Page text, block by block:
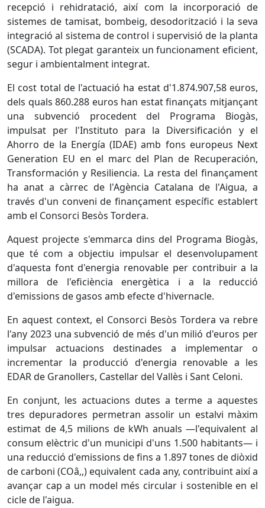
recepció i rehidratació, així com la incorporació de
sistemes de tamisat, bombeig, desodorització i la seva
integració al sistema de control i supervisió de la planta
(SCADA). Tot plegat garanteix un funcionament eficient,
segur i ambientalment integrat.
El cost total de l'actuació ha estat d'1.874.907,58 euros,
dels quals 860.288 euros han estat finançats mitjançant
una subvenció procedent del Programa Biogàs,
impulsat per l'Instituto para la Diversificación y el
Ahorro de la Energía (IDAE) amb fons europeus Next
Generation EU en el marc del Plan de Recuperación,
Transformación y Resiliencia. La resta del finançament
ha anat a càrrec de l'Agència Catalana de l'Aigua, a
través d'un conveni de finançament específic establert
amb el Consorci Besòs Tordera.
Aquest projecte s'emmarca dins del Programa Biogàs,
que té com a objectiu impulsar el desenvolupament
d'aquesta font d'energia renovable per contribuir a la
millora de l'eficiència energètica i a la reducció
d'emissions de gasos amb efecte d'hivernacle.
En aquest context, el Consorci Besòs Tordera va rebre
l'any 2023 una subvenció de més d'un milió d'euros per
impulsar actuacions destinades a implementar o
incrementar la producció d'energia renovable a les
EDAR de Granollers, Castellar del Vallès i Sant Celoni.
En conjunt, les actuacions dutes a terme a aquestes
tres depuradores permetran assolir un estalvi màxim
estimat de 4,5 milions de kWh anuals —l'equivalent al
consum elèctric d'un municipi d'uns 1.500 habitants— i
una reducció d'emissions de fins a 1.897 tones de diòxid
de carboni (COâ‚‚) equivalent cada any, contribuint així a
avançar cap a un model més circular i sostenible en el
cicle de l'aigua.